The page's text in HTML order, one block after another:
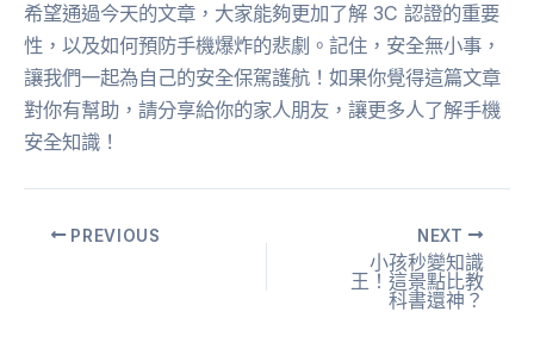
希望通過今天的文章，大家能夠更加了解 3C 認證的重要
性，以及如何預防手機爆炸的悲劇。記住，安全無小事，
讓我們一起為自己的安全保駕護航！如果你覺得這篇文章
對你有幫助，請分享給你的家人朋友，讓更多人了解手機
安全知識！
PREVIOUS NEXT
小孩秒變知識
王！這景點比教
科書還神？